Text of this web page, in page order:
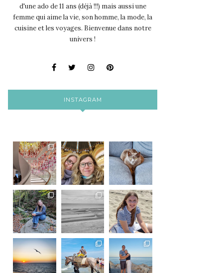
d'une ado de 11 ans (déjà !!!) mais aussi une
femme qui aime la vie, son homme, la mode, la
cuisine et les voyages. Bienvenue dans notre
univers !
INSTAGRAM